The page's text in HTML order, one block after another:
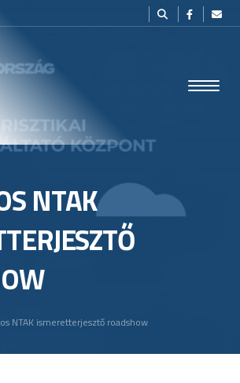
NTAK
NTAK ismeretterjesztő roadshow